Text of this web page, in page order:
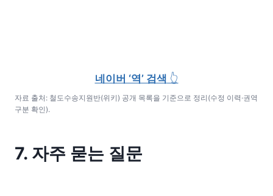
네이버 ‘역’ 검색 👆
자료 출처: 철도수송지원반(위키) 공개 목록을 기준으로 정리(수정 이력·권역
구분 확인).
7. 자주 묻는 질문